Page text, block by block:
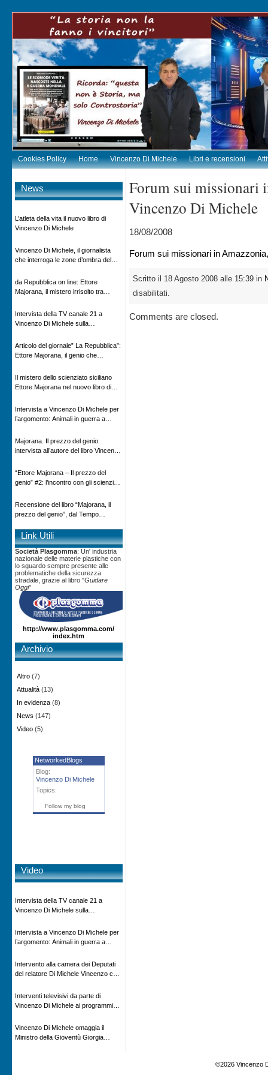
Cookies Policy Home Vincenzo Di Michele Libri e recensioni
News
L’atleta della vita il nuovo libro di
Vincenzo Di Michele
Vincenzo Di Michele, il giornalista
che interroga le zone d’ombra del
da Repubblica on line: Ettore
Majorana, il mistero irrisolto tra
Intervista della TV canale 21 a
Vincenzo Di Michele sulla
Articolo del giornale” La Repubblica”:
Ettore Majorana, il genio che
Il mistero dello scienziato siciliano
Ettore Majorana nel nuovo libro di
Adnkronos
Intervista a Vincenzo Di Michele per
l’argomento: Animali in guerra a
in onda su Espansione TV
Majorana. Il prezzo del genio:
intervista all’autore del libro Vincenzo
“Ettore Majorana ‒ Il prezzo del
genio” #2: l’incontro con gli scienziati
Recensione del libro “Majorana, il
prezzo del genio”, dal Tempo
Link Utili
Società Plasgomma: Un' industria
nazionale delle materie plastiche con
lo sguardo sempre presente alle
problematiche della sicurezza
stradale, grazie al libro "Guidare
Oggi"
http://www.plasgomma.com/
index.htm
Archivio
Altro (7)
Attualità (13)
In evidenza (8)
News (147)
Video (5)
NetworkedBlogs
Blog:
Vincenzo Di Michele
Topics:
Follow my blog
Video
Intervista della TV canale 21 a
Vincenzo Di Michele sulla
Intervista a Vincenzo Di Michele per
l’argomento: Animali in guerra a
in onda su Espansione TV
Intervento alla camera dei Deputati
del relatore Di Michele Vincenzo con
impatto ambientale e problematiche
sui veicoli storici e trattori d’epoca
Interventi televisivi da parte di
Vincenzo Di Michele ai programmi
rivisitazione della storia
Vincenzo Di Michele omaggia il
Ministro della Gioventù Giorgia
Forum sui missionari
Vincenzo Di Michele
18/08/2008
Forum sui missionari in
Scritto il 18 Agosto 2008 alle 15:39 in
disabilitati.
Comments are closed.
©2026 Vincenzo